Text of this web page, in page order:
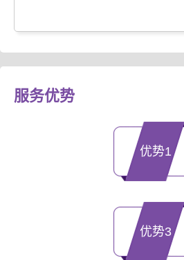
服务优势
优势1
优势3